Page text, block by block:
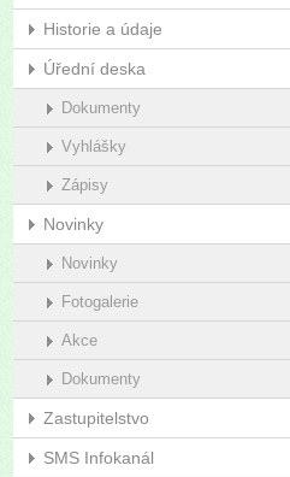
Historie a údaje
Úřední deska
Dokumenty
Vyhlášky
Zápisy
Novinky
Novinky
Fotogalerie
Akce
Dokumenty
Zastupitelstvo
SMS Infokanál